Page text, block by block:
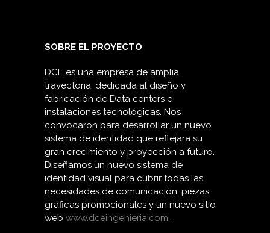
SOBRE EL PROYECTO
DCE es una empresa de amplia
trayectoria, dedicada al diseño y
fabricación de Data centers e
instalaciones tecnológicas. Nos
convocaron para desarrollar un nuevo
sistema de identidad que reflejara su
gran crecimiento y proyección a futuro.
Diseñamos un nuevo sistema de
identidad visual para cubrir todas las
necesidades de comunicación, piezas
gráficas promocionales y un nuevo sitio
web www.dceingenieria.com.